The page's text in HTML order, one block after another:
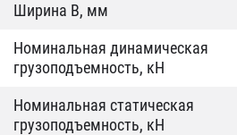
Ширина B, мм
Номинальная динамическая
грузоподъемность, кН
Номинальная статическая
грузоподъемность, кН